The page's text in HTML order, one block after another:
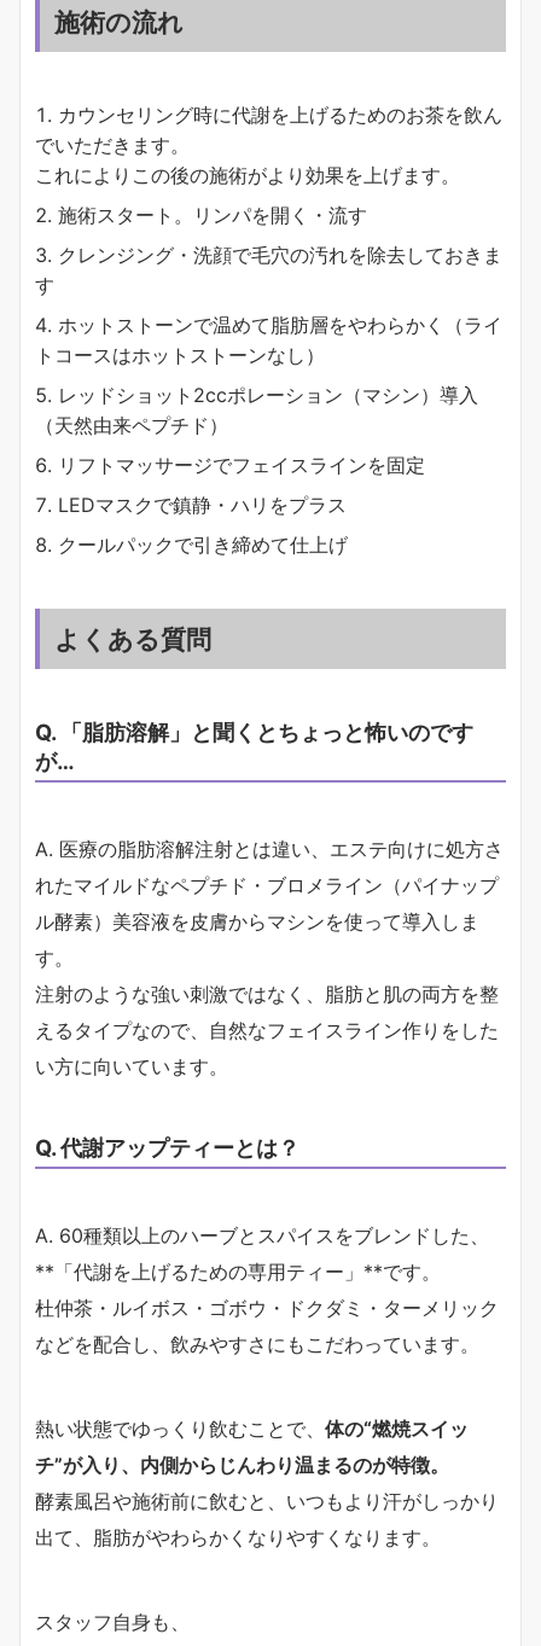
施術の流れ
カウンセリング時に代謝を上げるためのお茶を飲ん
でいただきます。
これによりこの後の施術がより効果を上げます。
施術スタート。リンパを開く・流す
クレンジング・洗顔で毛穴の汚れを除去しておきま
す
ホットストーンで温めて脂肪層をやわらかく（ライ
トコースはホットストーンなし）
レッドショット2ccポレーション（マシン）導入
（天然由来ペプチド）
リフトマッサージでフェイスラインを固定
LEDマスクで鎮静・ハリをプラス
クールパックで引き締めて仕上げ
よくある質問
Q. 「脂肪溶解」と聞くとちょっと怖いのです
が…
A. 医療の脂肪溶解注射とは違い、エステ向けに処方さ
れたマイルドなペプチド・ブロメライン（パイナップ
ル酵素）美容液を皮膚からマシンを使って導入しま
す。
注射のような強い刺激ではなく、脂肪と肌の両方を整
えるタイプなので、自然なフェイスライン作りをした
い方に向いています。
Q. 代謝アップティーとは？
A. 60種類以上のハーブとスパイスをブレンドした、
**「代謝を上げるための専用ティー」**です。
杜仲茶・ルイボス・ゴボウ・ドクダミ・ターメリック
などを配合し、飲みやすさにもこだわっています。
熱い状態でゆっくり飲むことで、 体の“燃焼スイッ
チ”が入り、内側からじんわり温まるのが特徴。
酵素風呂や施術前に飲むと、いつもより汗がしっかり
出て、脂肪がやわらかくなりやすくなります。
スタッフ自身も、